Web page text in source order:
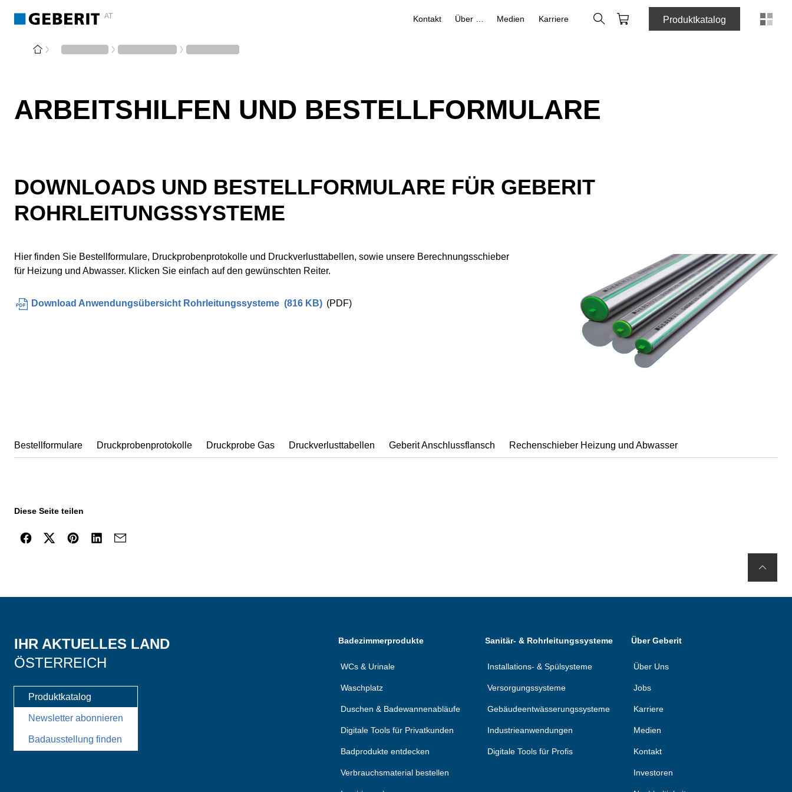
AT Kontakt Medien Karriere Suche WarenkorbProduktkatalog
ARBEITSHILFEN UND BESTELLFORMULARE
DOWNLOADS UND BESTELLFORMULARE FÜR GEBERIT
ROHRLEITUNGSSYSTEME
Hier finden Sie Bestellformulare, Druckprobenprotokolle und Druckverlusttabellen, sowie unsere Berechnungsschieber
für Heizung und Abwasser. Klicken Sie einfach auf den gewünschten Reiter.
Download Anwendungsübersicht Rohrleitungssysteme (816 KB) (PDF)
Bestellformulare Druckprobenprotokolle Druckprobe Gas Druckverlusttabellen Geberit Anschlussflansch Rechenschieber Heizung und Abwasser
Diese Seite teilen
IHR AKTUELLES LAND
ÖSTERREICH
Produktkatalog
Newsletter abonnieren
Badausstellung finden
Badezimmerprodukte
WCs & Urinale
Waschplatz
Duschen & Badewannenabläufe
Digitale Tools für Privatkunden
Badprodukte entdecken
Verbrauchsmaterial bestellen
Sanitär- & Rohrleitungssysteme
Installations- & Spülsysteme
Versorgungssysteme
Gebäudeentwässerungssysteme
Industrieanwendungen
Digitale Tools für Profis
Über Geberit
Über Uns
Jobs
Karriere
Medien
Kontakt
Investoren